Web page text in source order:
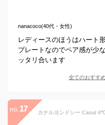
nanacoco(40代・女性)
レディースのほうはハート
プレートなのでペア感が少
ッタリ合います
全てのおすす
no. 17